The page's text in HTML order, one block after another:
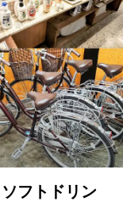
フトドリン